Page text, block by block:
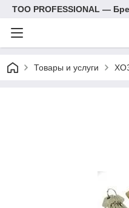
ТОО PROFESSIONAL —
Товары и услуги